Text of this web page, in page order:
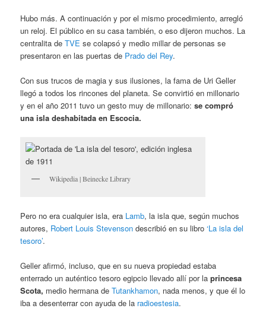
Hubo más. A continuación y por el mismo procedimiento, arregló
un reloj. El público en su casa también, o eso dijeron muchos. La
centralita deTVE se colapsó y medio millar de personas se
presentaron en las puertas de Prado del Rey.
Con sus trucos de magia y sus ilusiones, la fama de Uri Geller
llegó a todos los rincones del planeta. Se convirtió en millonario
y en el año 2011 tuvo un gesto muy de millonario:se compró
una isla deshabitada en Escocia.
Wikipedia | Beinecke Library
Pero no era cualquier isla, era Lamb, la isla que, según muchos
autores, Robert Louis Stevenson describió en su libro‘La isla del
tesoro’.
Geller afirmó, incluso, que en su nueva propiedad estaba
enterrado un auténtico tesoro egipcio llevado allí por laprincesa
Scota, medio hermana deTutankhamon, nada menos, y que él lo
iba a desenterrar con ayuda de la radioestesia.